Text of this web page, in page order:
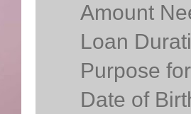
Amount
Loan
Purpose
Date of